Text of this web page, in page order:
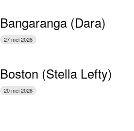
Bangaranga (Dara)
27 mei 2026
Boston (Stella Lefty)
20 mei 2026